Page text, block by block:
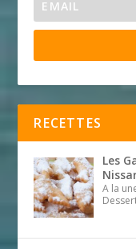
RECETTES
Les
A la